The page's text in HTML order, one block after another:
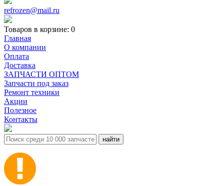
refrozen@mail.ru
Товаров в корзине: 0
Главная
О компании
Оплата
Доставка
ЗАПЧАСТИ ОПТОМ
Запчасти под заказ
Ремонт техники
Акции
Полезное
Контакты